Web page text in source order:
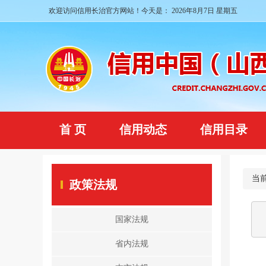
欢迎访问信用长治官方网站！今天是： 2026年8月7日 星期五
首 页 信用动态 信用目录
政策法规
国家法规
省内法规
当